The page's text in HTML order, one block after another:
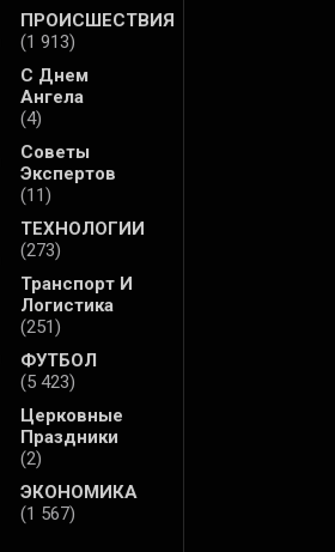
ПРОИСШЕСТВИЯ
(1 913)
С Днем
Ангела
(4)
Советы
Экспертов
(11)
ТЕХНОЛОГИИ
(273)
Транспорт И
Логистика
(251)
ФУТБОЛ
(5 423)
Церковные
Праздники
(2)
ЭКОНОМИКА
(1 567)